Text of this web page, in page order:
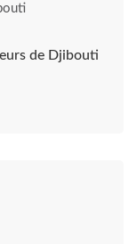
de Djibouti